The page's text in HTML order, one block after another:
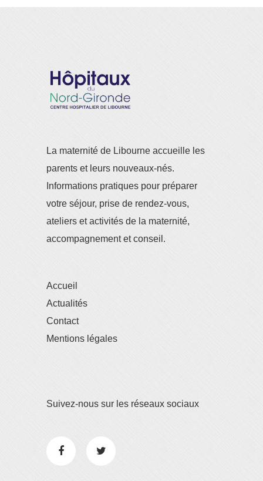
La maternité de Libourne accueille les
parents et leurs nouveaux-nés.
Informations pratiques pour préparer
votre séjour, prise de rendez-vous,
ateliers et activités de la maternité,
accompagnement et conseil.
Accueil
Actualités
Contact
Mentions légales
Suivez-nous sur les réseaux sociaux